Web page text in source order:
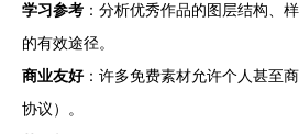
学习参考 ：分析优秀作品的图层结构、
的有效途径。
商业友好：许多免费素材允许个人甚至
协议）。